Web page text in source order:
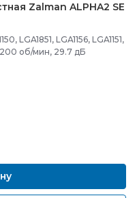
Zalman ALPHA2 SE
LGA1851, LGA1156, LGA1151,
об/мин, 29.7 дБ